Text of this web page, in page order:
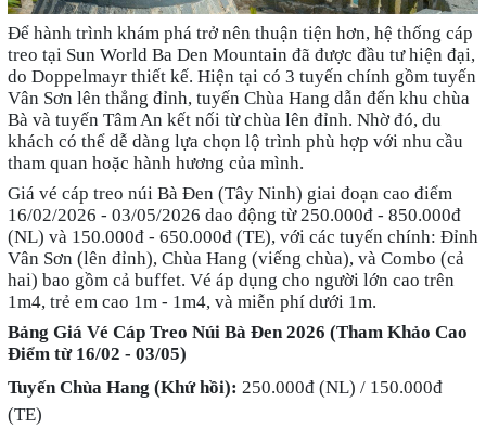
Để hành trình khám phá trở nên thuận tiện hơn, hệ thống cáp
treo tại Sun World Ba Den Mountain đã được đầu tư hiện đại,
do Doppelmayr thiết kế. Hiện tại có 3 tuyến chính gồm tuyến
Vân Sơn lên thẳng đỉnh, tuyến Chùa Hang dẫn đến khu chùa
Bà và tuyến Tâm An kết nối từ chùa lên đỉnh. Nhờ đó, du
khách có thể dễ dàng lựa chọn lộ trình phù hợp với nhu cầu
tham quan hoặc hành hương của mình.
Giá vé cáp treo núi Bà Đen (Tây Ninh) giai đoạn cao điểm
16/02/2026 - 03/05/2026 dao động từ 250.000đ - 850.000đ
(NL) và 150.000đ - 650.000đ (TE), với các tuyến chính: Đỉnh
Vân Sơn (lên đỉnh), Chùa Hang (viếng chùa), và Combo (cả
hai) bao gồm cả buffet. Vé áp dụng cho người lớn cao trên
1m4, trẻ em cao 1m - 1m4, và miễn phí dưới 1m.
Bảng Giá Vé Cáp Treo Núi Bà Đen 2026 (Tham Khảo Cao
Điểm từ 16/02 - 03/05)
Tuyến Chùa Hang (Khứ hồi): 250.000đ (NL) / 150.000đ
(TE)